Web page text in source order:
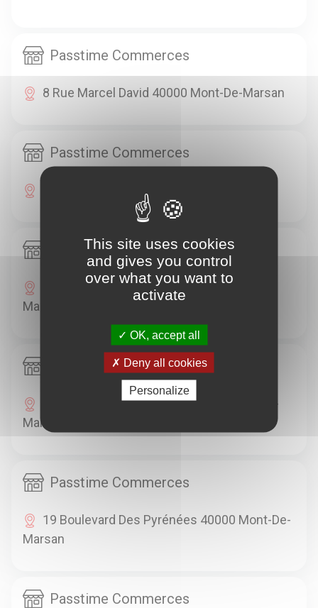
Passtime Commerces
8 Rue Marcel David 40000 Mont-De-Marsan
Passtime Commerces
Passtime Commerces
31 Rue Frédéric Bastiat 40000 Mont-De-
Marsan
Passtime Commerces
31 Place Joseph Pancaut 40000 Mont-De-
Marsan
Passtime Commerces
19 Boulevard Des Pyrénées 40000 Mont-De-
Marsan
Passtime Commerces
This site uses cookies
and gives you control
over what you want to
activate
OK, accept all
Deny all cookies
Personalize